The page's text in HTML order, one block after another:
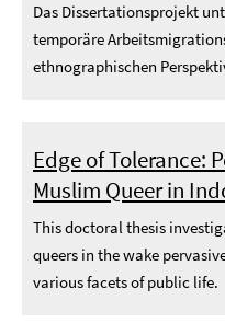
Das Dissertationsprojekt
temporäre
ethnographischen
Edge of Tolerance:
Muslim Queer in
This doctoral thesis
queers in the wake
various facets of public life.